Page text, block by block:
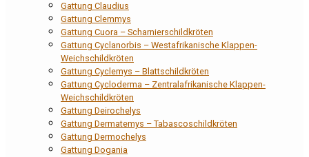
Gattung Claudius
Gattung Clemmys
Gattung Cuora – Scharnierschildkröten
Gattung Cyclanorbis – Westafrikanische Klappen-
Weichschildkröten
Gattung Cyclemys – Blattschildkröten
Gattung Cycloderma – Zentralafrikanische Klappen-
Weichschildkröten
Gattung Deirochelys
Gattung Dermatemys – Tabascoschildkröten
Gattung Dermochelys
Gattung Dogania